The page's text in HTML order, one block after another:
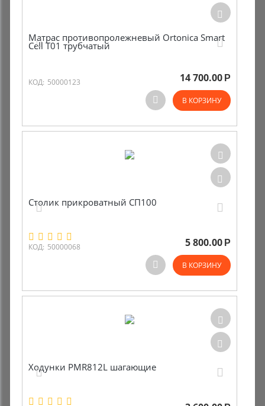
Матрас противопролежневый Ortonica Smart
Cell T01 трубчатый
КОД: 50000123 14 700.00 Р
В КОРЗИНУ
Столик прикроватный СП100
КОД: 50000068 5 800.00 Р
В КОРЗИНУ
Ходунки PMR812L шагающие